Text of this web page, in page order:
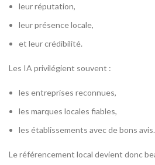
leur réputation,
leur présence locale,
et leur crédibilité.
Les IA privilégient souvent :
les entreprises reconnues,
les marques locales fiables,
les établissements avec de bons avis.
Le référencement local devient donc